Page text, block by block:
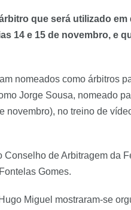
que será utilizado
14 e 15 de novembro, e
nomeados como árbitros
Jorge Sousa, nomeado
novembro), no treino de
de Arbitragem da
Gomes.
Miguel mostraram-se